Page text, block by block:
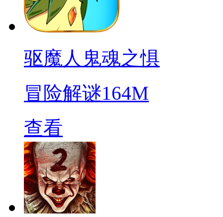
驱魔人鬼魂之惧
冒险解谜164M
查看